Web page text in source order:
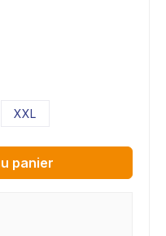
XXL
panier